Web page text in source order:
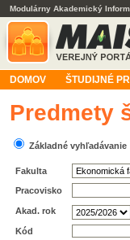
Modulárny Akademický
DOMOV ŠTUDIJNÉ
Predmety
Základné vyhľadávanie
Fakulta
Pracovisko
Akad. rok
Kód